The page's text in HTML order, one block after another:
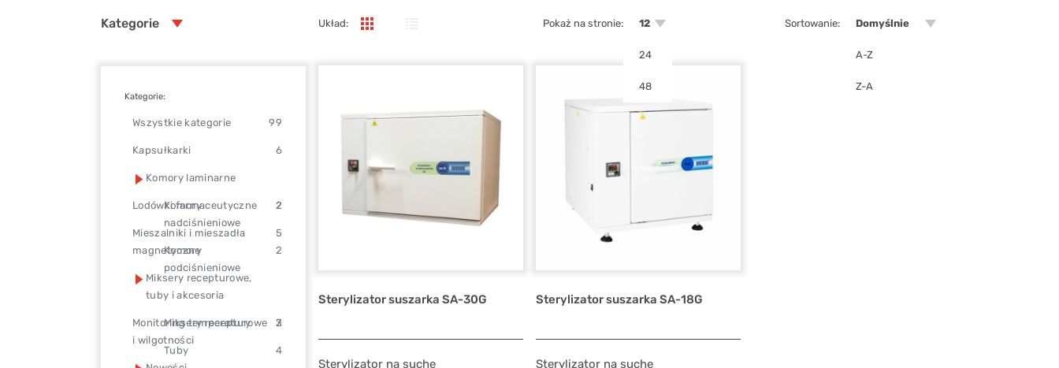
Kategorie
Kategorie:
Wszystkie kategorie 99
Kapsułkarki 6
Komory laminarne
Komory
nadciśnieniowe
2
Komory
podciśnieniowe
2
Lodówki farmaceutyczne 2
Mieszalniki i mieszadła
magnetyczne
5
Miksery recepturowe,
tuby i akcesoria
Miksery recepturowe 3
Tuby 4
Monitoring temperatury
i wilgotności
2
Układ: Pokaż na stronie: 12
24
48
Sortowanie: Domyślnie
A-Z
Z-A
Sterylizator suszarka SA-30G
Sterylizator na suche
Sterylizator suszarka SA-18G
Sterylizator na suche